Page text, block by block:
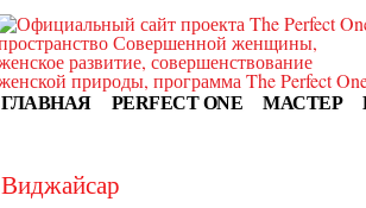
ГЛАВНАЯ PERFECT ONE МАСТЕР
Виджайсар